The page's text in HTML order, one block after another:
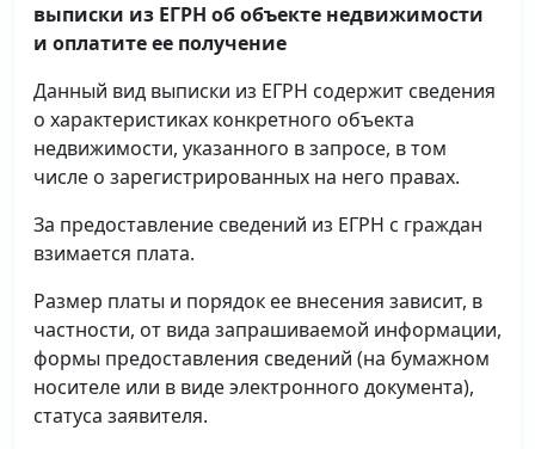
выписки из ЕГРН об объекте недвижимости
и оплатите ее получение
Данный вид выписки из ЕГРН содержит сведения
о характеристиках конкретного объекта
недвижимости, указанного в запросе, в том
числе о зарегистрированных на него правах.
За предоставление сведений из ЕГРН с граждан
взимается плата.
Размер платы и порядок ее внесения зависит, в
частности, от вида запрашиваемой информации,
формы предоставления сведений (на бумажном
носителе или в виде электронного документа),
статуса заявителя.